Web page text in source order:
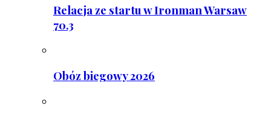
Relacja ze startu w Ironman Warsaw
70.3
Obóz biegowy 2026